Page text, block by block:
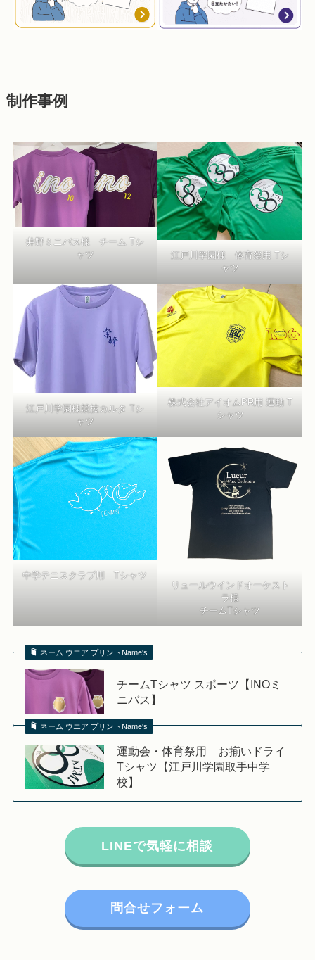
制作事例
井野ミニバス様 チーム Tシ
ャツ
江戸川学園様 体育祭用 Tシ
ャツ
江戸川学園様競技カルタ Tシ
ャツ
株式会社アイオムPR用 運動 T
シャツ
中学テニスクラブ用 Tシャツ
リュールウインドオーケスト
ラ様
チームTシャツ
ネーム ウエア プリントName's
チームTシャツ スポーツ【INOミ
ニバス】
ネーム ウエア プリントName's
運動会・体育祭用 お揃いドライ
Tシャツ【江戸川学園取手中学
校】
LINEで気軽に相談
問合せフォーム